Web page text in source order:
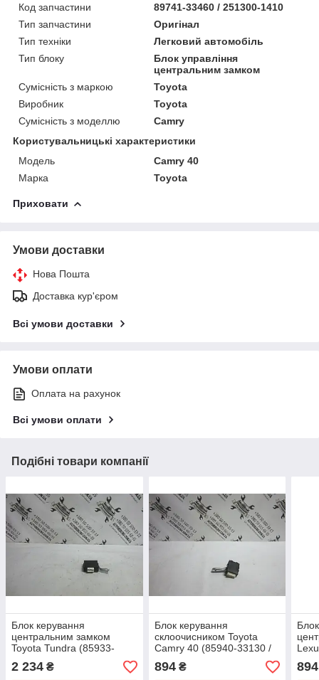
Код запчастини
89741-33460 / 251300-1410
Тип запчастини
Оригінал
Тип техніки
Легковий автомобіль
Тип блоку
Блок управління
центральним замком
Сумісність з маркою
Toyota
Виробник
Toyota
Сумісність з моделлю
Camry
Користувальницькі характеристики
Модель
Camry 40
Марка
Toyota
Приховати
Умови доставки
Нова Пошта
Доставка кур'єром
Всі умови доставки
Умови оплати
Оплата на рахунок
Всі умови оплати
Подібні товари компанії
Блок керування
центральним замком
Toyota Tundra (85933-
0C010)
2 234 ₴
Блок керування
склоочисником Toyota
Camry 40 (85940-33130 /
423000-1010)
894₴ 894